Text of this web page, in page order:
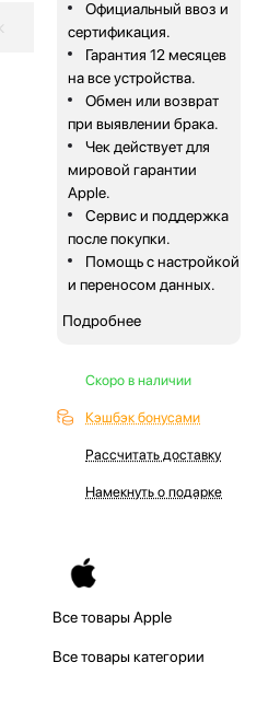
Официальный ввоз и
сертификация.
Гарантия 12 месяцев
на все устройства.
Обмен или возврат
при выявлении брака.
Чек действует для
мировой гарантии
Apple.
Сервис и поддержка
после покупки.
Помощь с настройкой
и переносом данных.
Подробнее
Скоро в наличии
Кэшбэк бонусами
Рассчитать доставку
Намекнуть о подарке
Все товары Apple
Все товары категории